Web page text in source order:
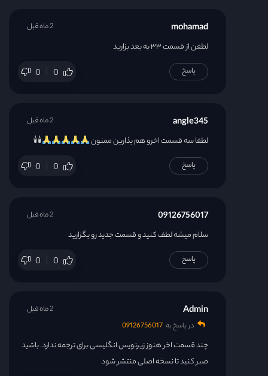
mohamad
لطفن از قسمت ۳۳ به بعد بزارید
0 0
2 ماه قبل
پاسخ
angle345
لطفا سه قسمت اخرو هم بذارین ممنون 🕯🕯
0 0
2 ماه قبل
پاسخ
09126756017
سلام میشه لطف کنید و قسمت جدید رو بگزارید
0 0
2 ماه قبل
پاسخ
Admin
در پاسخ به 09126756017
چند قسمت اخر هنوز زیرنویس انگلیسی برای ترجمه ندارد. باشید
صبر کنید تا نسخه اصلی منتشر شود
2 ماه قبل